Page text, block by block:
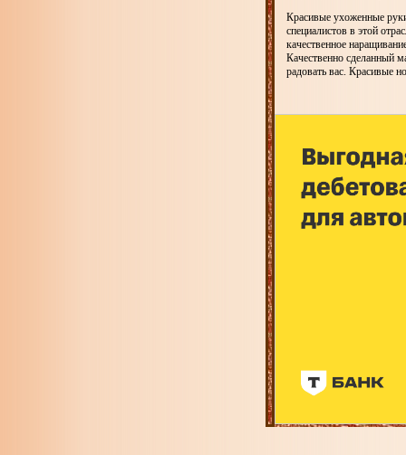
Красивые ухоженные
специалистов в этой
качественное
Качественно сделанный
радовать вас. Красивые